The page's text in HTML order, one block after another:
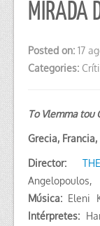
MIRADA
Posted on: 17
Categories:
To Vlemma tou
Grecia, Francia,
Director:
Música: Eleni
Intérpretes: